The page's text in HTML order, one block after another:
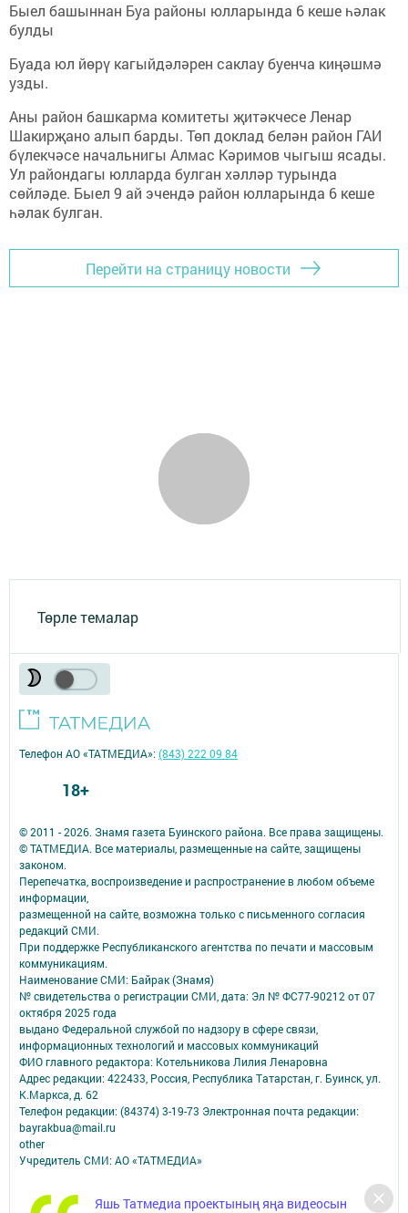
Быел башыннан Буа районы юлларында 6 кеше һәлак
булды
Буада юл йөрү кагыйдәләрен саклау буенча киңәшмә
узды.
Аны район башкарма комитеты җитәкчесе Ленар
Шакирҗано алып барды. Төп доклад белән район ГАИ
бүлекчәсе начальнигы Алмас Кәримов чыгыш ясады.
Ул райондагы юлларда булган хәлләр турында
сөйләде. Быел 9 ай эчендә район юлларында 6 кеше
һәлак булган.
Перейти на страницу новости
Төрле темалар
Яшь Татмедиа проектының яңа видеосын
© 2011 - 2026. Знамя газета Буинского района. Все права защищены.
© ТАТМЕДИА. Все материалы, размещенные на сайте, защищены
законом.
Перепечатка, воспроизведение и распространение в любом объеме
информации,
размещенной на сайте, возможна только с письменного согласия
редакций СМИ.
При поддержке Республиканского агентства по печати и массовым
коммуникациям.
Наименование СМИ: Байрак (Знамя)
№ свидетельства о регистрации СМИ, дата: Эл № ФС77-90212 от 07
октября 2025 года
выдано Федеральной службой по надзору в сфере связи,
информационных технологий и массовых коммуникаций
ФИО главного редактора: Котельникова Лилия Ленаровна
Адрес редакции: 422433, Россия, Республика Татарстан, г. Буинск, ул.
К.Маркса, д. 62
Телефон редакции: (84374) 3-19-73 Электронная почта редакции:
bayrakbua@mail.ru
other
Учредитель СМИ: АО «ТАТМЕДИА»
Антикоррупционная политика
АО «ТАТМЕДИА» использует «cookie»для персонализации сервисов и
Телефон АО «ТАТМЕДИА»:(843) 222 09 84
18+